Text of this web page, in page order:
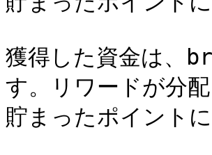
獲得した資金は、
す。リワードが分